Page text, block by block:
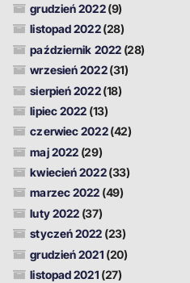
grudzień 2022(9)
listopad 2022(28)
październik 2022(28)
wrzesień 2022(31)
sierpień 2022(18)
lipiec 2022 (13)
czerwiec 2022(42)
maj 2022 (29)
kwiecień 2022(33)
marzec 2022 (49)
luty 2022 (37)
styczeń 2022 (23)
grudzień 2021 (20)
listopad 2021 (27)